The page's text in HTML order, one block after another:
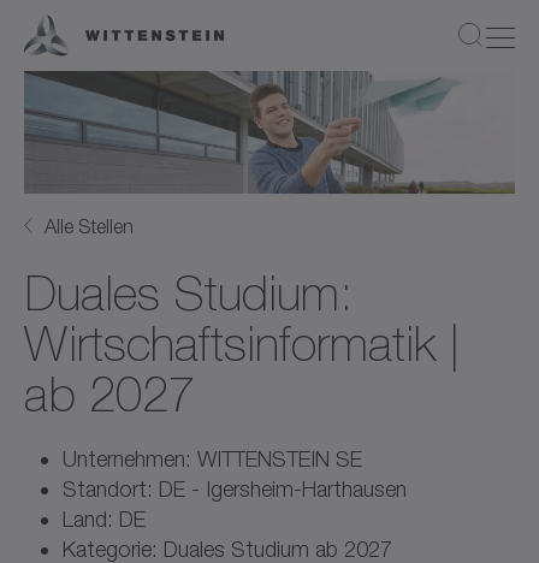
Alle Stellen
Duales Studium:
Wirtschaftsinformatik |
ab 2027
Unternehmen: WITTENSTEIN SE
Standort: DE - Igersheim-Harthausen
Land: DE
Kategorie: Duales Studium ab 2027